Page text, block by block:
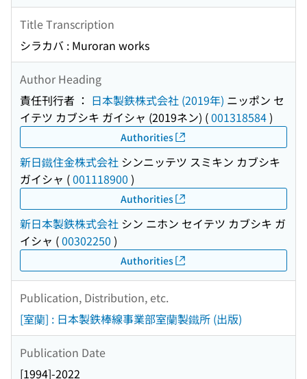
Title Transcription
シラカバ : Muroran works
Author Heading
責任刊行者 ： 日本製鉄株式会社 (2019年) ニッポン セ
イテツ カブシキ ガイシャ (2019ネン) (001318584)
Authorities
新日鐵住金株式会社 シンニッテツ スミキン カブシキ
ガイシャ (001118900 )
Authorities
新日本製鉄株式会社 シン ニホン セイテツ カブシキ ガ
イシャ (00302250 )
Authorities
Publication, Distribution, etc.
[室蘭] : 日本製鉄棒線事業部室蘭製鐵所 (出版)
Publication Date
[1994]-2022